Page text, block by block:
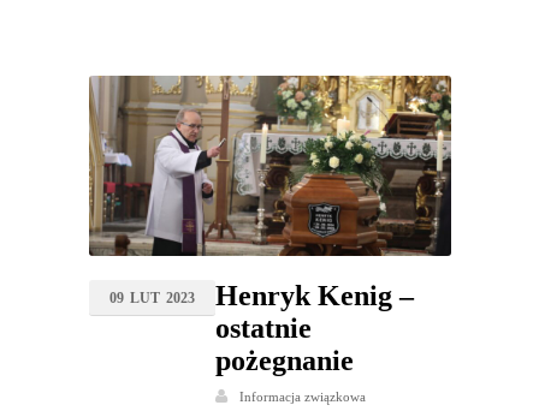
09 LUT 2023
Henryk Kenig –
ostatnie
pożegnanie
Informacja związkowa